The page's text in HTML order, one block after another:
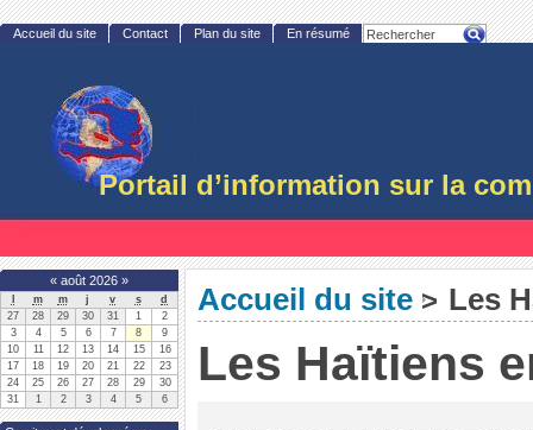
Portail d’information sur la
Accueil du site > Les
Les Haïtiens
Accueil du site Contact Plan du site En résumé
« août 2026 »
m m j v s
d
27
28 29 30 31 1
2
3
4 5 6 7 8
9
10
11 12 13 14 15
16
17
18 19 20 21 22
23
24
25 26 27 28 29
30
31
1 2 3 4 5 6